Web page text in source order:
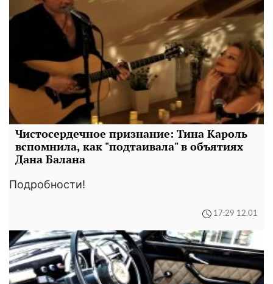
Чистосердечное признание: Тина Кароль
вспомнила, как "подтаивала" в объятиях
Дана Балана
Подробности!
17:29 12.01